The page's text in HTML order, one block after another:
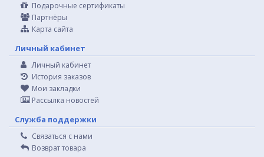
Подарочные сертификаты
Партнёры
Карта сайта
Личный кабинет
Личный кабинет
История заказов
Мои закладки
Рассылка новостей
Служба поддержки
Связаться с нами
Возврат товара